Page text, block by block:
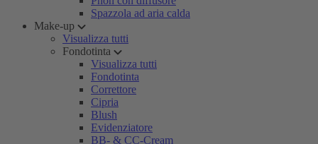
Spazzola ad aria calda
Make-up
Visualizza tutti
Fondotinta
Visualizza tutti
Fondotinta
Correttore
Cipria
Blush
Evidenziatore
BB- & CC-Cream